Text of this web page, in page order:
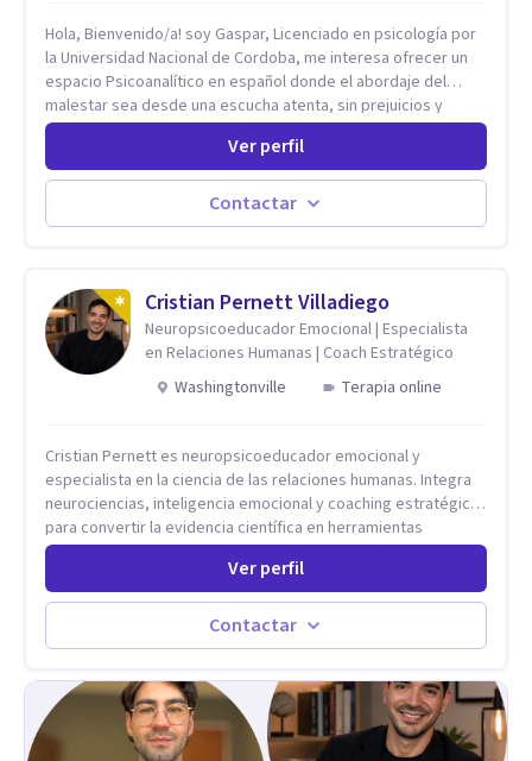
Hola, Bienvenido/a! soy Gaspar, Licenciado en psicología por
la Universidad Nacional de Cordoba, me interesa ofrecer un
espacio Psicoanalítico en español donde el abordaje del
malestar sea desde una escucha atenta, sin prejuicios y
rescatando lo singular de cada caso, sin caer en etiquetas.
Considero que todas las personas en algún momento pueden
sufrir y cada una por cuestiones particulares, es en mi
espacio donde se le dará un lugar a esas cuestiones
singulares de cada uno, para luego generar cambios. Soy una
investigo. Siempre en la búsqueda de ser un mejor
profesional.
Ver perfil
Contactar
Cristian Pernett Villadiego
Neuropsicoeducador Emocional | Especialista
en Relaciones Humanas | Coach Estratégico
Washingtonville
Terapia online
Cristian Pernett es neuropsicoeducador emocional y
especialista en la ciencia de las relaciones humanas. Integra
neurociencias, inteligencia emocional y coaching estratégico
para convertir la evidencia científica en herramientas
prácticas que mejoran la forma en que las personas viven,
aman, lideran y se comunican. Con más de 20 años de
experiencia, acompaña a personas, parejas y líderes en
procesos de desarrollo personal y profesional. Su trabajo se
centra en la regulación emocional, las relaciones de pareja, la
metodología combina psicología contemporánea,
neurociencias y estrategias de cambio basadas en evidencia
para fortalecer la autoestima, desarrollar habilidades
Ver perfil
Contactar